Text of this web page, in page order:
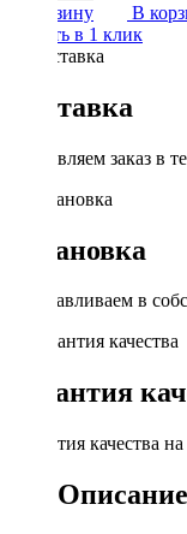
В корзину
В
Купить в 1 клик
Доставка
Доставляем заказ в
Установка
Устанавливаем в
Гарантия
Гарантия качества
Описание